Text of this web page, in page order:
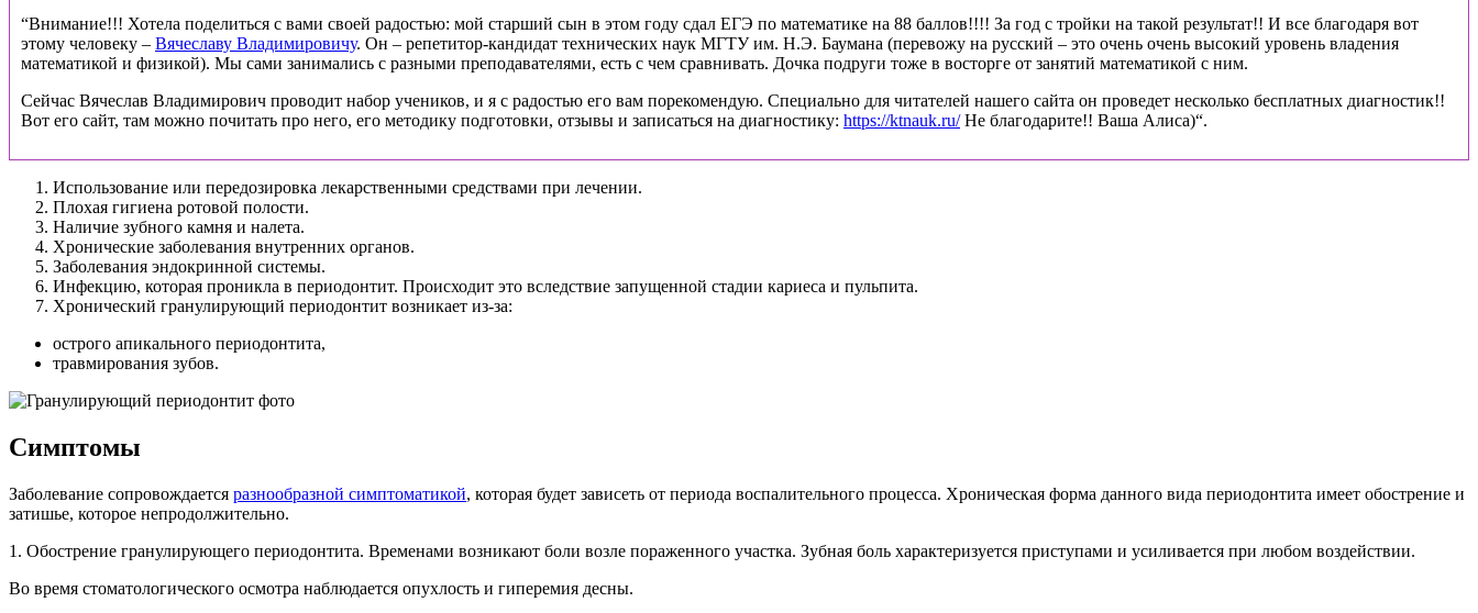
“Внимание!!! Хотела поделиться с вами своей радостью: мой старший сын в этом году сдал ЕГЭ по математике на 88 баллов!!!! За год с тройки на такой результат!! И все благодаря вот
этому человеку – Вячеславу Владимировичу. Он – репетитор-кандидат технических наук МГТУ им. Н.Э. Баумана (перевожу на русский – это очень очень высокий уровень владения
математикой и физикой). Мы сами занимались с разными преподавателями, есть с чем сравнивать. Дочка подруги тоже в восторге от занятий математикой с ним.
Сейчас Вячеслав Владимирович проводит набор учеников, и я с радостью его вам порекомендую. Специально для читателей нашего сайта он проведет несколько бесплатных диагностик!!
Вот его сайт, там можно почитать про него, его методику подготовки, отзывы и записаться на диагностику: https://ktnauk.ru/Не благодарите!! Ваша Алиса)“.
Использование или передозировка лекарственными средствами при лечении.
Плохая гигиена ротовой полости.
Наличие зубного камня и налета.
Хронические заболевания внутренних органов.
Заболевания эндокринной системы.
Инфекцию, которая проникла в периодонтит. Происходит это вследствие запущенной стадии кариеса и пульпита.
Хронический гранулирующий периодонтит возникает из-за:
острого апикального периодонтита,
травмирования зубов.
Симптомы
Заболевание сопровождается разнообразной симптоматикой, которая будет зависеть от периода воспалительного процесса. Хроническая форма данного вида периодонтита имеет обострение и
затишье, которое непродолжительно.
1. Обострение гранулирующего периодонтита. Временами возникают боли возле пораженного участка. Зубная боль характеризуется приступами и усиливается при любом воздействии.
Во время стоматологического осмотра наблюдается опухлость и гиперемия десны.